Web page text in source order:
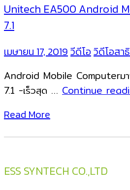
Unitech EA500 Android
7.1
เมษายน 17, 2019วีดีโอวิดีโอสา
Android Mobile Computerม
7.1 -เร็วสุด … Continue
Read More
ESS SYNTECH CO.,LTD